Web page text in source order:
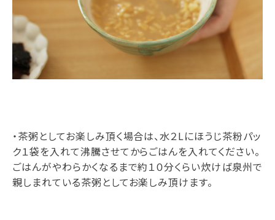
・茶粥としてお楽しみ頂く場合は、水２Lにほうじ茶粉パッ
ク１袋を入れて沸騰させてからごはんを入れてください。
ごはんがやわらかくなるまで約１０分くらい炊けば泉州で
親しまれている茶粥としてお楽しみ頂けます。